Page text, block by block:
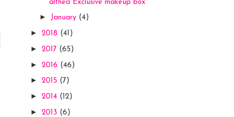
althea Exclusive makeup box
► January (4)
► 2018 (41)
► 2017 (65)
► 2016 (46)
► 2015 (7)
► 2014 (12)
► 2013 (6)